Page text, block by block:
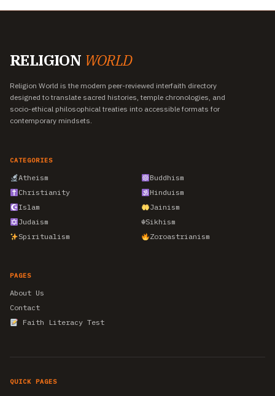
RELIGION WORLD
Religion World is the modern peer-reviewed interfaith directory
designed to translate sacred histories, temple chronologies, and
socio-ethical philosophical treaties into accessible formats for
contemporary mindsets.
CATEGORIES
Atheism
Buddhism
Christianity
Hinduism
Islam
Jainism
Judaism
☬Sikhism
Spiritualism
Zoroastrianism
PAGES
About Us
Contact
Faith Literacy Test
QUICK PAGES